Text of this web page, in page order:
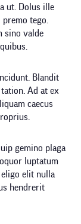
ut. Dolus ille
tego.
sino valde
Blandit
Ad at ex
caecus
gemino plaga
luptatum
elit nulla
hendrerit